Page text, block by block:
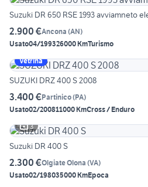
Suzuki DR 650 RSE 1993 avviamneto
2.900 €Ancona (AN)
Usato04/199326000 KmTurismo
Vetrina
SUZUKI DRZ 400 S 2008
3.400 €Partinico(PA)
Usato02/200811000 KmCross / Enduro
3
Suzuki DR 400 S
2.300 €Olgiate Olona (VA)
Usato02/198035000 KmEpoca